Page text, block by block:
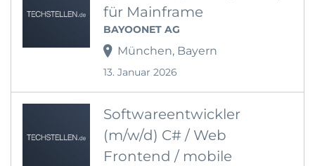
für Mainframe
BAYOONET AG
München, Bayern
13. Januar 2026
Softwareentwickler
(m/w/d) C# / Web
Frontend / mobile